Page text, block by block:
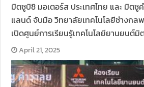
มิตซูบิชิ มอเตอร์ส ประเทศไทย และ มิตซู
แลนด์ จับมือ วิทยาลัยเทคโนโลยีช่างก
เปิดศูนย์การเรียนรู้เทคโนโลยียานยนต์มิ
April 21, 2025